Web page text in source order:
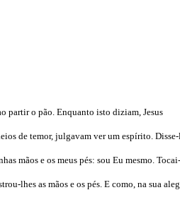
partir o pão. Enquanto isto diziam, Jesus
de temor, julgavam ver um espírito. Disse-
mãos e os meus pés: sou Eu mesmo.
lhes as mãos e os pés. E como, na sua